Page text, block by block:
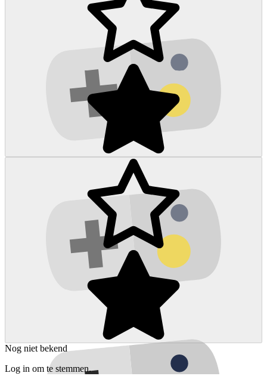
Nog niet bekend
Log in om te stemmen.